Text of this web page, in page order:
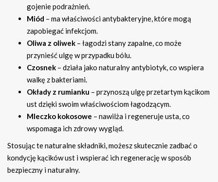
gojenie podrażnień.
Miód – ma właściwości antybakteryjne, które mogą
zapobiegać infekcjom.
Oliwa z oliwek – łagodzi stany zapalne, co może
przynieść ulgę w przypadku bólu.
Czosnek – działa jako naturalny antybiotyk, co wspiera
walkę z bakteriami.
Okłady z rumianku – przynoszą ulgę przetartym kącikom
ust dzięki swoim właściwościom łagodzącym.
Mleczko kokosowe – nawilża i regeneruje usta, co
wspomaga ich zdrowy wygląd.
Stosując te naturalne składniki, możesz skutecznie zadbać o
kondycję kącików ust i wspierać ich regenerację w sposób
bezpieczny i naturalny.